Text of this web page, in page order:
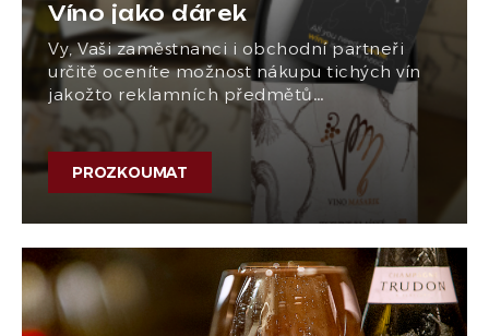
Víno jako dárek
Vy, Vaši zaměstnanci i obchodní partneři
určitě oceníte možnost nákupu tichých vín
jakožto reklamních předmětů…
PROZKOUMAT